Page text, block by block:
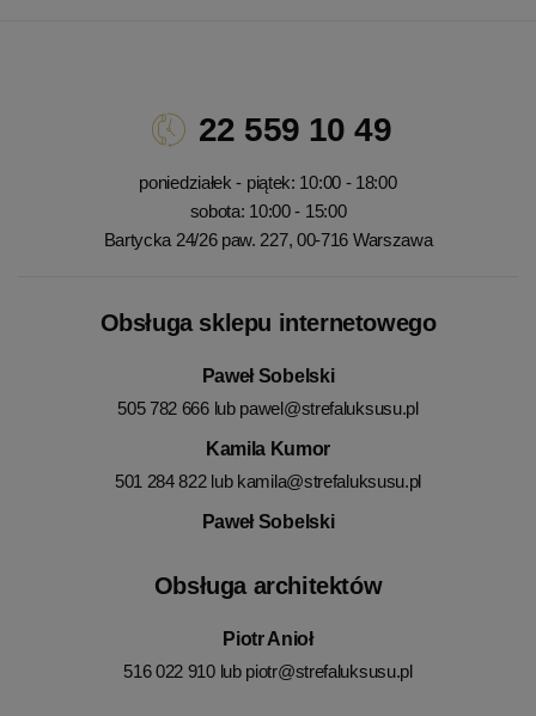
22 559 10 49
poniedziałek - piątek: 10:00 - 18:00
sobota: 10:00 - 15:00
Bartycka 24/26 paw. 227, 00-716 Warszawa
Obsługa sklepu internetowego
Paweł Sobelski
505 782 666 lub pawel@strefaluksusu.pl
Kamila Kumor
501 284 822 lub kamila@strefaluksusu.pl
Paweł Sobelski
Obsługa architektów
Piotr Anioł
516 022 910 lub piotr@strefaluksusu.pl